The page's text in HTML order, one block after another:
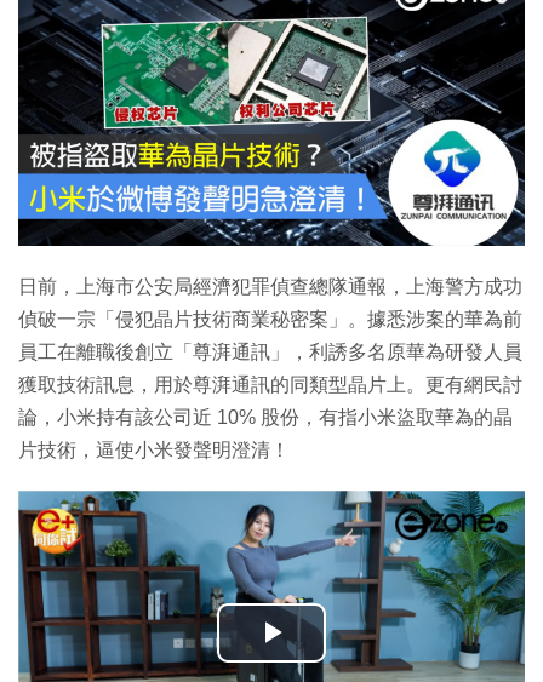
日前，上海市公安局經濟犯罪偵查總隊通報，上海警方成功
偵破一宗「侵犯晶片技術商業秘密案」。據悉涉案的華為前
員工在離職後創立「尊湃通訊」，利誘多名原華為研發人員
獲取技術訊息，用於尊湃通訊的同類型晶片上。更有網民討
論，小米持有該公司近 10% 股份，有指小米盜取華為的晶
片技術，逼使小米發聲明澄清！
播